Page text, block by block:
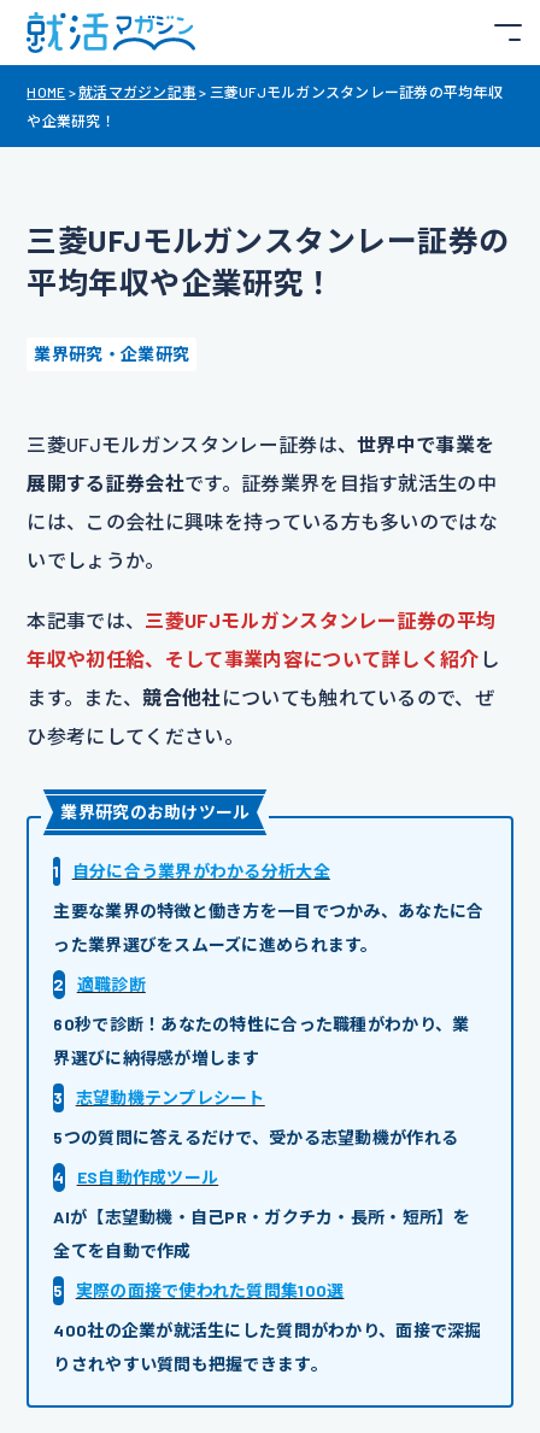
HOME >就活マガジン記事 > 三菱UFJモルガンスタンレー証券の平均年収
や企業研究！
三菱UFJモルガンスタンレー証券の
平均年収や企業研究！
業界研究・企業研究
三菱UFJモルガンスタンレー証券は、世界中で事業を
展開する証券会社です。証券業界を目指す就活生の中
には、この会社に興味を持っている方も多いのではな
いでしょうか。
本記事では、 三菱UFJモルガンスタンレー証券の平均
年収や初任給、そして事業内容について詳しく紹介 し
ます。また、競合他社 についても触れているので、ぜ
ひ参考にしてください。
業界研究のお助けツール
1
自分に合う業界がわかる分析大全
主要な業界の特徴と働き方を一目でつかみ、あなたに合
った業界選びをスムーズに進められます。
2
適職診断
60秒で診断！あなたの特性に合った職種がわかり、業
界選びに納得感が増します
3
志望動機テンプレシート
5つの質問に答えるだけで、受かる志望動機が作れる
4
ES自動作成ツール
AIが【志望動機・自己PR・ガクチカ・長所・短所】を
全てを自動で作成
5
実際の面接で使われた質問集100選
400社の企業が就活生にした質問がわかり、面接で深掘
りされやすい質問も把握できます。